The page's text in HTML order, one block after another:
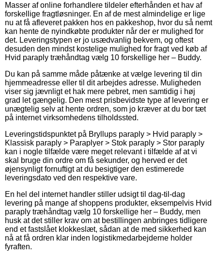
Masser af online forhandlere tildeler efterhånden et hav af
forskellige fragtløsninger. En af de mest almindelige er lige
nu at få afleveret pakken hos en pakkeshop, hvor du så nemt
kan hente de nyindkøbte produkter når der er mulighed for
det. Leveringstypen er jo usædvanlig bekvem, og oftest
desuden den mindst kostelige mulighed for fragt ved køb af
Hvid paraply træhåndtag vælg 10 forskellige her – Buddy.
Du kan på samme måde påtænke at vælge levering til din
hjemmeadresse eller til dit arbejdes adresse. Muligheden
viser sig jævnligt et hak mere pebret, men samtidig i høj
grad let gængelig. Den mest prisbevidste type af levering er
unægtelig selv at hente ordren, som jo kræver at du bor tæt
på internet virksomhedens tilholdssted.
Leveringstidspunktet på Bryllups paraply > Hvid paraply >
Klassisk paraply > Paraplyer > Stok paraply > Stor paraply
kan i nogle tilfælde være meget relevant i tilfælde af at vi
skal bruge din ordre om få sekunder, og herved er det
øjensynligt fornuftigt at du besigtiger den estimerede
leveringsdato ved den respektive vare.
En hel del internet handler stiller udsigt til dag-til-dag
levering på mange af shoppens produkter, eksempelvis Hvid
paraply træhåndtag vælg 10 forskellige her – Buddy, men
husk at det stiller krav om at bestillingen anbringes tidligere
end et fastslået klokkeslæt, sådan at de med sikkerhed kan
nå at få ordren klar inden logistikmedarbejderne holder
fyraften.